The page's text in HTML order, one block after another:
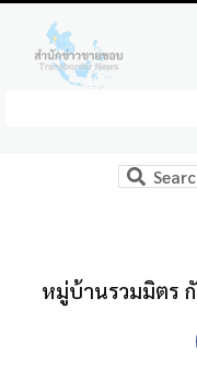
หมู่บ้านรวมมิตร